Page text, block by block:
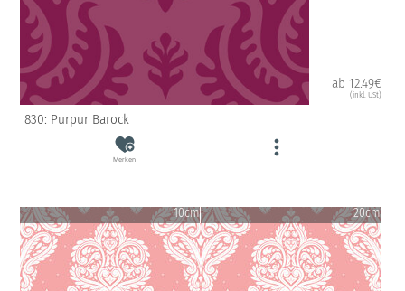
ab 12.49€
(inkl. USt)
830: Purpur Barock
Merken
10cm 20cm